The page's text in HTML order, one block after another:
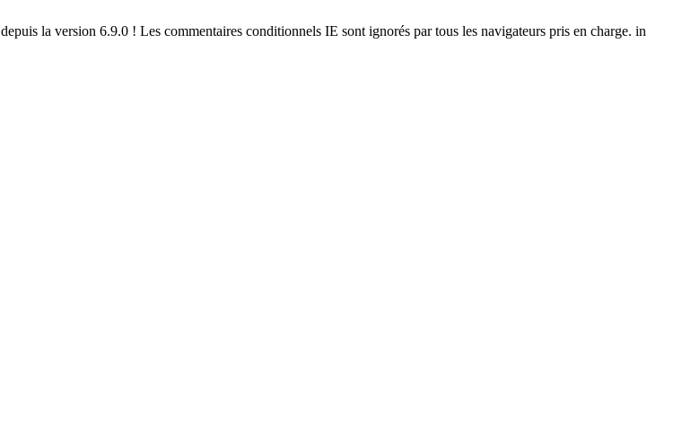
depuis la version 6.9.0 ! Les commentaires conditionnels IE sont ignorés par tous les navigateurs pris en charge. in